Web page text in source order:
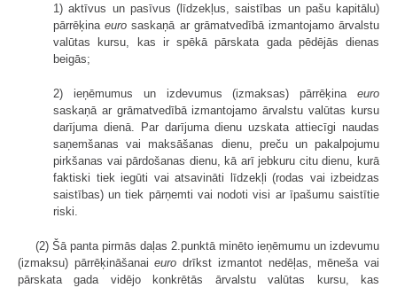
1) aktīvus un pasīvus (līdzekļus, saistības un pašu kapitālu)
pārrēķinaeuro saskaņā ar grāmatvedībā izmantojamo ārvalstu
valūtas kursu, kas ir spēkā pārskata gada pēdējās dienas
beigās;
2) ieņēmumus un izdevumus (izmaksas) pārrēķina euro
saskaņā ar grāmatvedībā izmantojamo ārvalstu valūtas kursu
darījuma dienā. Par darījuma dienu uzskata attiecīgi naudas
saņemšanas vai maksāšanas dienu, preču un pakalpojumu
pirkšanas vai pārdošanas dienu, kā arī jebkuru citu dienu, kurā
faktiski tiek iegūti vai atsavināti līdzekļi (rodas vai izbeidzas
saistības) un tiek pārņemti vai nodoti visi ar īpašumu saistītie
riski.
(2) Šā panta pirmās daļas 2.punktā minēto ieņēmumu un izdevumu
(izmaksu) pārrēķināšanaieuro drīkst izmantot nedēļas, mēneša vai
pārskata gada vidējo konkrētās ārvalstu valūtas kursu, kas